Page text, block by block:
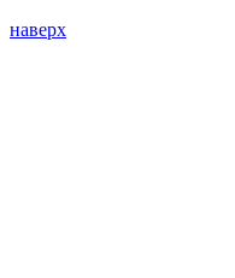
наверх